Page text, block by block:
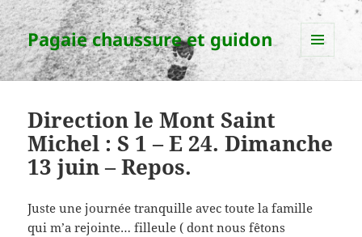
Pagaie chaussure et guidon
ET
Direction le Mont Saint
Michel : S 1 – E 24. Dimanche
13 juin – Repos.
Juste une journée tranquille avec toute la famille
qui m’a rejointe… filleule ( dont nous fêtons